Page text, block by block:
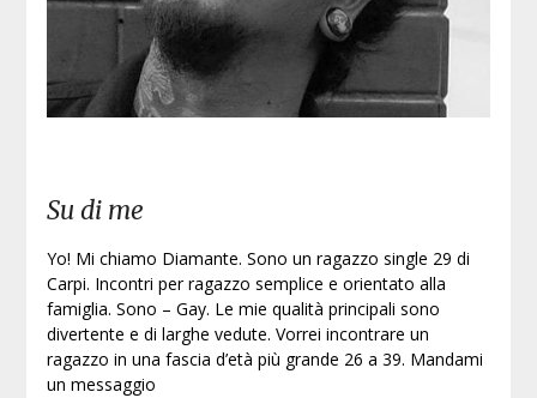
Su di me
Yo! Mi chiamo Diamante. Sono un ragazzo single 29 di
Carpi. Incontri per ragazzo semplice e orientato alla
famiglia. Sono – Gay. Le mie qualità principali sono
divertente e di larghe vedute. Vorrei incontrare un
ragazzo in una fascia d’età più grande 26 a 39. Mandami
un messaggio